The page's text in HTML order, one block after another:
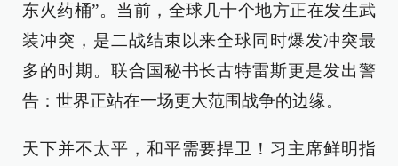
东火药桶”。当前，全球几十个地方正在发生武
装冲突，是二战结束以来全球同时爆发冲突最
多的时期。联合国秘书长古特雷斯更是发出警
告：世界正站在一场更大范围战争的边缘。
天下并不太平，和平需要捍卫！习主席鲜明指